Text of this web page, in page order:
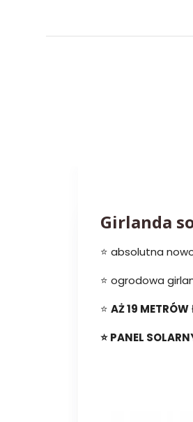
Girlanda
⭐️ absolutna
⭐️ ogrodowa
⭐️ AŻ 19 METRÓW
⭐️ PANEL